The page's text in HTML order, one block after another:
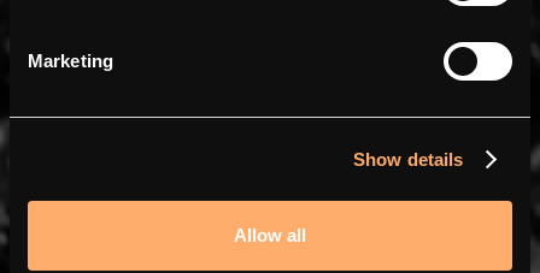
Marketing
Show details
Allow all